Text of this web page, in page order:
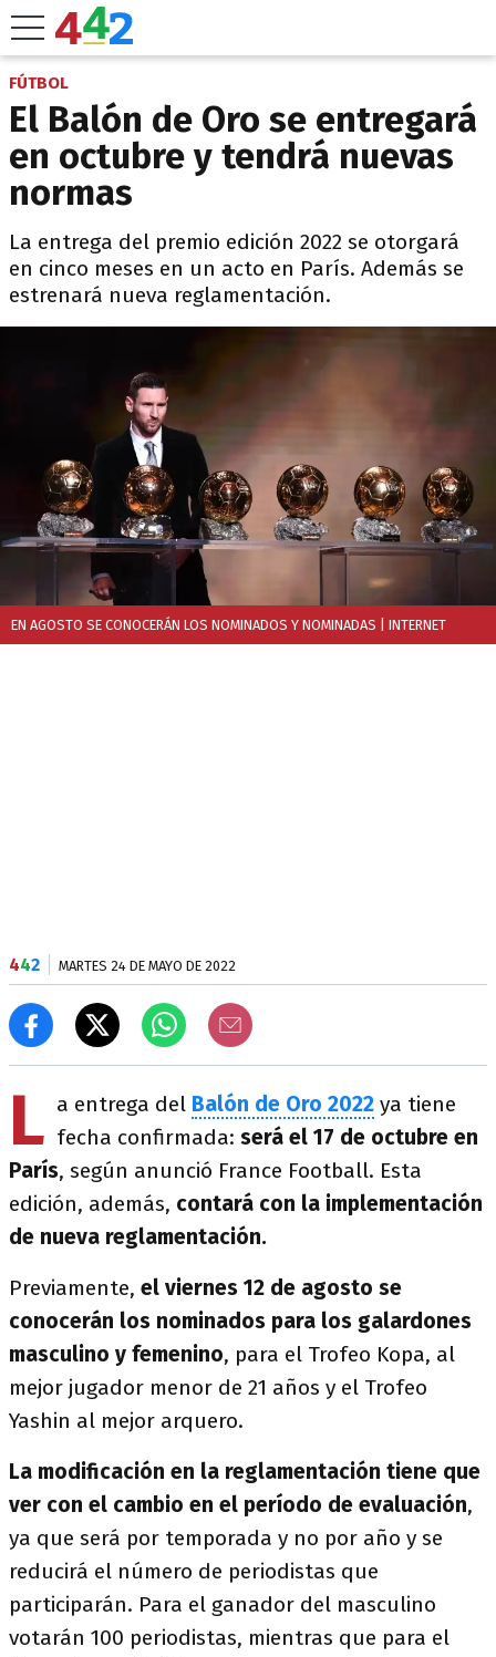
FÚTBOL
El Balón de Oro se entregará
en octubre y tendrá nuevas
normas
La entrega del premio edición 2022 se otorgará
en cinco meses en un acto en París. Además se
estrenará nueva reglamentación.
EN AGOSTO SE CONOCERÁN LOS NOMINADOS Y NOMINADAS | INTERNET
442 MARTES 24 DE MAYO DE 2022
L a entrega del Balón de Oro 2022 ya tiene
fecha confirmada: será el 17 de octubre en
París, según anunció France Football. Esta
edición, además, contará con la implementación
de nueva reglamentación.
Previamente, el viernes 12 de agosto se
conocerán los nominados para los galardones
masculino y femenino, para el Trofeo Kopa, al
mejor jugador menor de 21 años y el Trofeo
Yashin al mejor arquero.
La modificación en la reglamentación tiene que
ver con el cambio en el período de evaluación,
ya que será por temporada y no por año y se
reducirá el número de periodistas que
participarán. Para el ganador del masculino
votarán 100 periodistas, mientras que para el